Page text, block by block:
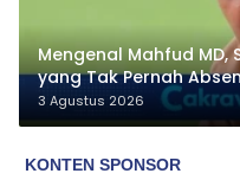
Mengenal Mahfud MD,
yang Tak Pernah
3 Agustus 2026